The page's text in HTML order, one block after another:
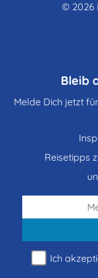
© 2026
Bleib
Melde Dich jetzt
Reisetipps
Ich